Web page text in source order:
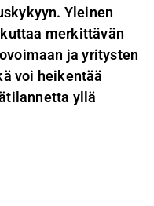
Yleinen
merkittävän
ja yritysten
voi heikentää
yllä